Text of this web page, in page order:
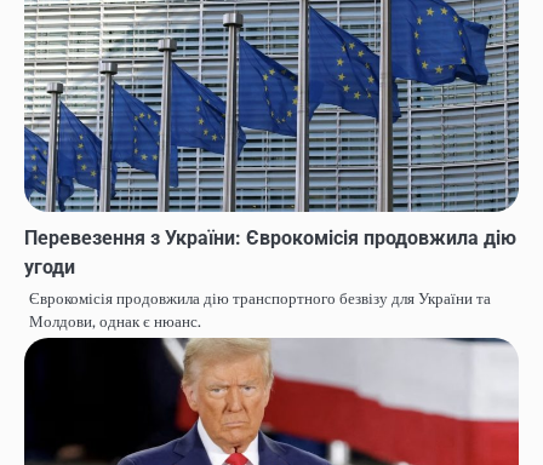
Перевезення з України: Єврокомісія продовжила дію
угоди
Єврокомісія продовжила дію транспортного безвізу для України та
Молдови, однак є нюанс.